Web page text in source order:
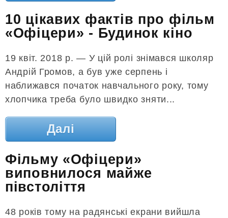
10 цікавих фактів про фільм
«Офіцери» - Будинок кіно
19 квіт. 2018 р. — У цій ролі знімався школяр
Андрій Громов, а був уже серпень і
наближався початок навчального року, тому
хлопчика треба було швидко зняти...
Далі
Фільму «Офіцери»
виповнилося майже
півстоліття
48 років тому на радянські екрани вийшла